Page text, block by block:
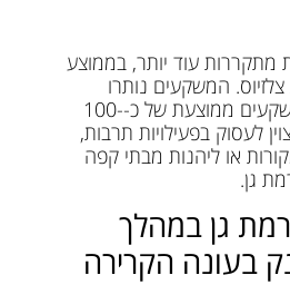
מתקררות עוד יותר, בממוצע
מעלות צלזיוס. המשקעים נותרו
גבוהים, עם כמות משקעים ממוצעת של כ-100-
לעסוק בפעילויות תרבות,
או ליהנות מבתי קפה
גן.
גן במהלך
בעונה הקרירה